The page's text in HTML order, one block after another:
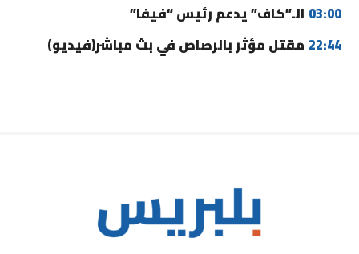
03:00 الـ”كاف” يدعم رئيس “فيفا”
22:44 مقتل مؤثر بالرصاص في بث مباشر(فيديو)